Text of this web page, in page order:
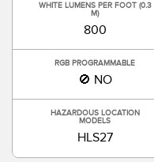
WHITE LUMENS PER FOOT (0.3
M)
800
RGB PROGRAMMABLE
🚫 NO
HAZARDOUS LOCATION
MODELS
HLS27